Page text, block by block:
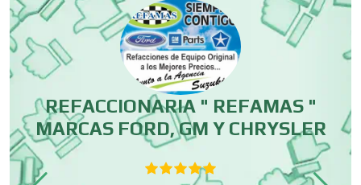
Carpinterías
Centros Comerciales
Centros de Espectáculos
REFACCIONARIA " REFAMAS "
MARCAS FORD, GM Y CHRYSLER